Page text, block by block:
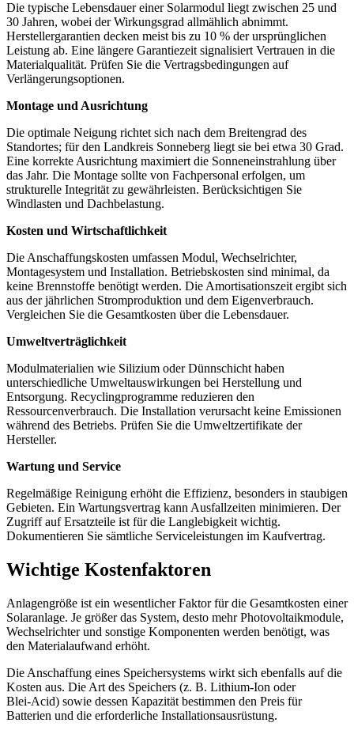
Die typische Lebensdauer einer Solarmodul liegt zwischen 25 und
30 Jahren, wobei der Wirkungsgrad allmählich abnimmt.
Herstellergarantien decken meist bis zu 10 % der ursprünglichen
Leistung ab. Eine längere Garantiezeit signalisiert Vertrauen in die
Materialqualität. Prüfen Sie die Vertragsbedingungen auf
Verlängerungsoptionen.
Montage und Ausrichtung
Die optimale Neigung richtet sich nach dem Breitengrad des
Standortes; für den Landkreis Sonneberg liegt sie bei etwa 30 Grad.
Eine korrekte Ausrichtung maximiert die Sonneneinstrahlung über
das Jahr. Die Montage sollte von Fachpersonal erfolgen, um
strukturelle Integrität zu gewährleisten. Berücksichtigen Sie
Windlasten und Dachbelastung.
Kosten und Wirtschaftlichkeit
Die Anschaffungskosten umfassen Modul, Wechselrichter,
Montagesystem und Installation. Betriebskosten sind minimal, da
keine Brennstoffe benötigt werden. Die Amortisationszeit ergibt sich
aus der jährlichen Stromproduktion und dem Eigenverbrauch.
Vergleichen Sie die Gesamtkosten über die Lebensdauer.
Umweltverträglichkeit
Modulmaterialien wie Silizium oder Dünnschicht haben
unterschiedliche Umweltauswirkungen bei Herstellung und
Entsorgung. Recyclingprogramme reduzieren den
Ressourcenverbrauch. Die Installation verursacht keine Emissionen
während des Betriebs. Prüfen Sie die Umweltzertifikate der
Hersteller.
Wartung und Service
Regelmäßige Reinigung erhöht die Effizienz, besonders in staubigen
Gebieten. Ein Wartungsvertrag kann Ausfallzeiten minimieren. Der
Zugriff auf Ersatzteile ist für die Langlebigkeit wichtig.
Dokumentieren Sie sämtliche Serviceleistungen im Kaufvertrag.
Wichtige Kostenfaktoren
Anlagengröße ist ein wesentlicher Faktor für die Gesamtkosten einer
Solaranlage. Je größer das System, desto mehr Photovoltaikmodule,
Wechselrichter und sonstige Komponenten werden benötigt, was
den Materialaufwand erhöht.
Die Anschaffung eines Speichersystems wirkt sich ebenfalls auf die
Kosten aus. Die Art des Speichers (z. B. Lithium‑Ion oder
Blei‑Acid) sowie dessen Kapazität bestimmen den Preis für
Batterien und die erforderliche Installationsausrüstung.